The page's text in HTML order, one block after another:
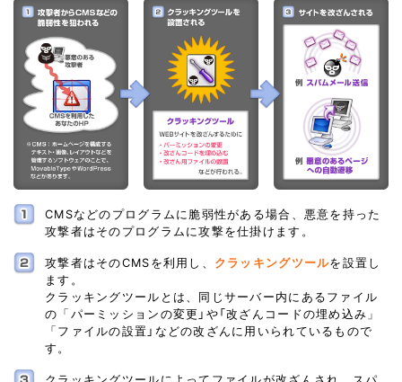
CMSなどのプログラムに脆弱性がある場合、悪意を持った
攻撃者はそのプログラムに攻撃を仕掛けます。
攻撃者はそのCMSを利用し、 クラッキングツールを設置し
ます。
クラッキングツールとは、同じサーバー内にあるファイル
の「パーミッションの変更」や「改ざんコードの埋め込み」
「ファイルの設置」などの改ざんに用いられているもので
す。